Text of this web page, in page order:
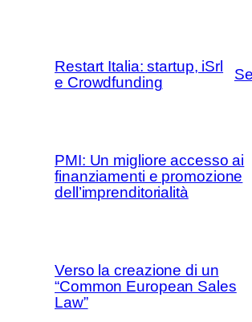
Restart Italia: startup, iSrl
e Crowdfunding
PMI: Un migliore accesso ai
finanziamenti e promozione
dell’imprenditorialità
Verso la creazione di un
“Common European Sales
Law”